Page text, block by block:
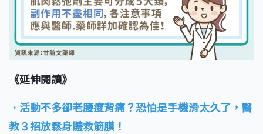
《延伸閱讀》
．活動不多卻老腰痠背痛？恐怕是手機滑太久了，醫
教３招放鬆身體救筋膜！